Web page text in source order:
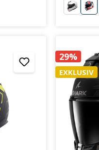
weiß
29%
EXKLUSIV